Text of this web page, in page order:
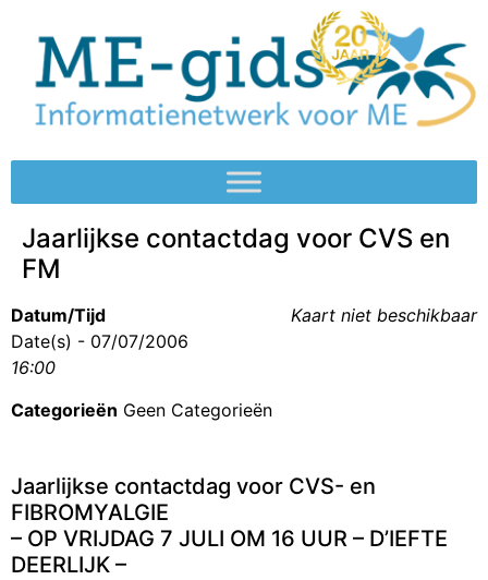
Jaarlijkse contactdag voor CVS en
FM
Kaart niet beschikbaar
Datum/Tijd
Date(s) - 07/07/2006
16:00
Categorieën Geen Categorieën
Jaarlijkse contactdag voor CVS- en
FIBROMYALGIE
– OP VRIJDAG 7 JULI OM 16 UUR – D’IEFTE
DEERLIJK –